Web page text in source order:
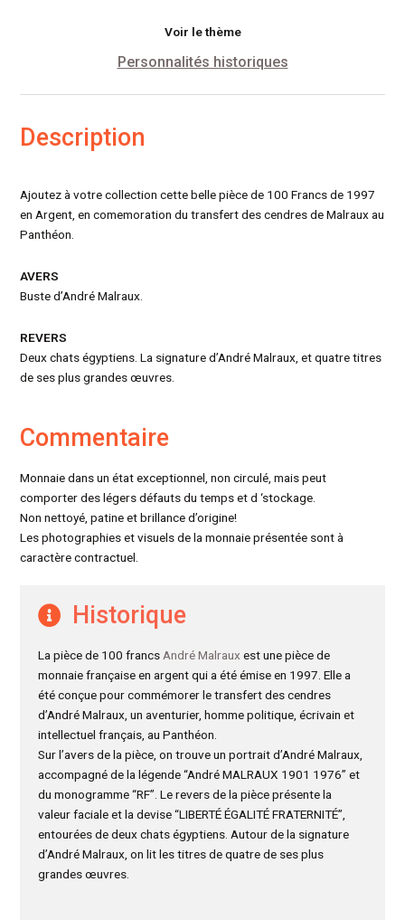
Voir le thème
Personnalités historiques
Description
Ajoutez à votre collection cette belle pièce de 100 Francs de 1997
en Argent, en comemoration du transfert des cendres de Malraux au
Panthéon.
AVERS
Buste d’André Malraux.
REVERS
Deux chats égyptiens. La signature d’André Malraux, et quatre titres
de ses plus grandes œuvres.
Commentaire
Monnaie dans un état exceptionnel, non circulé, mais peut
comporter des légers défauts du temps et d ‘stockage.
Non nettoyé, patine et brillance d’origine!
Les photographies et visuels de la monnaie présentée sont à
caractère contractuel.
Historique
La pièce de 100 francs André Malraux est une pièce de
monnaie française en argent qui a été émise en 1997. Elle a
été conçue pour commémorer le transfert des cendres
d’André Malraux, un aventurier, homme politique, écrivain et
intellectuel français, au Panthéon.
Sur l’avers de la pièce, on trouve un portrait d’André Malraux,
accompagné de la légende “André MALRAUX 1901 1976” et
du monogramme “RF”. Le revers de la pièce présente la
valeur faciale et la devise “LIBERTÉ ÉGALITÉ FRATERNITÉ”,
entourées de deux chats égyptiens. Autour de la signature
d’André Malraux, on lit les titres de quatre de ses plus
grandes œuvres.